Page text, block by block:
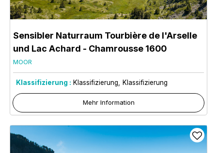
Sensibler Naturraum Tourbière de l'Arselle
und Lac Achard - Chamrousse 1600
MOOR
Klassifizierung : Klassifizierung Klassifizierung
Mehr Information